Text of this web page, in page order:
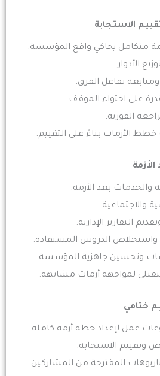
الاستجابة
متكامل يحاكي واقع المؤسسة.
الأدوار.
ومتابعة تفاعل الفرق.
على احتواء الموقف.
الفورية.
الأزمات بناءً على التقييم.
والخدمات بعد الأزمة.
والاجتماعية.
التقارير الإدارية.
واستخلاص الدروس المستفادة.
وتحسين جاهزية المؤسسة.
لمواجهة أزمات مشابهة.
ختامي
عمل لإعداد خطة أزمة كاملة.
وتقييم الاستجابة.
المقترحة من المشاركين.